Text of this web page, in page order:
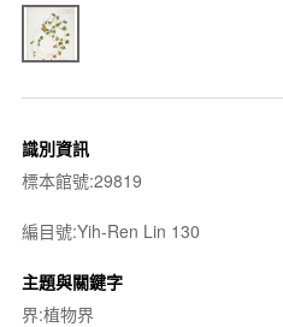
識別資訊
標本館號:29819
編目號:Yih-Ren Lin 130
主題與關鍵字
界:植物界